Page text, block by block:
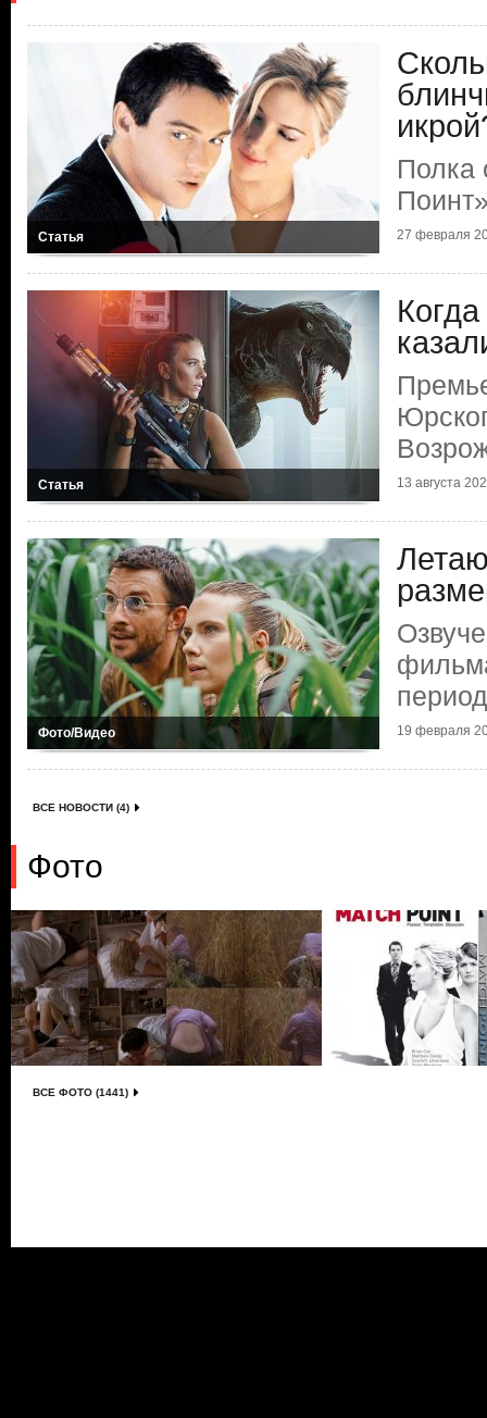
Статья
Полка
27 февраля
Статья 13 августа
Фото/Видео 19 февраля
ВСЕ НОВОСТИ (4)
Фото
ВСЕ ФОТО (1441)